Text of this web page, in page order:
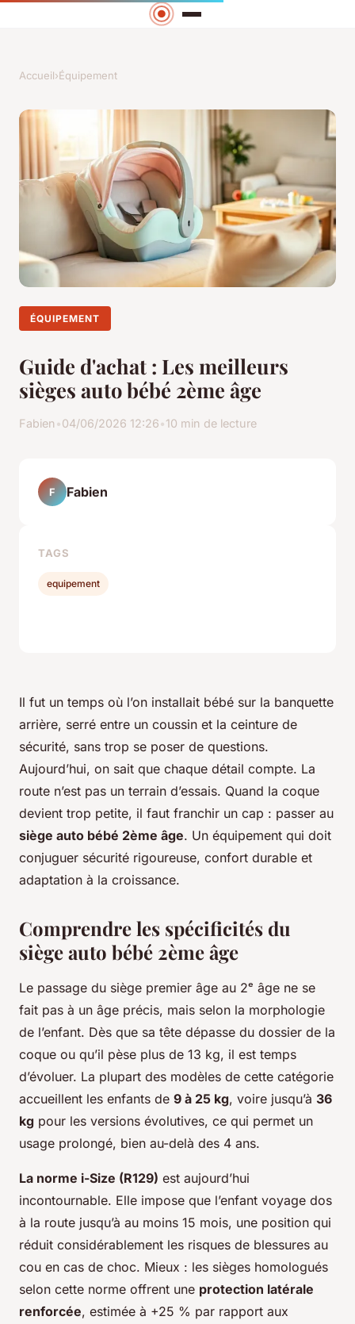
Accueil›Équipement
ÉQUIPEMENT
Guide d'achat : Les meilleurs
sièges auto bébé 2ème âge
Fabien•04/06/2026 12:26•10 min de lecture
Il fut un temps où l’on installait bébé sur la banquette
arrière, serré entre un coussin et la ceinture de
sécurité, sans trop se poser de questions.
Aujourd’hui, on sait que chaque détail compte. La
route n’est pas un terrain d’essais. Quand la coque
devient trop petite, il faut franchir un cap : passer au
siège auto bébé 2ème âge. Un équipement qui doit
conjuguer sécurité rigoureuse, confort durable et
adaptation à la croissance.
Comprendre les spécificités du
siège auto bébé 2ème âge
Le passage du siège premier âge au 2ᵉ âge ne se
fait pas à un âge précis, mais selon la morphologie
de l’enfant. Dès que sa tête dépasse du dossier de la
coque ou qu’il pèse plus de 13 kg, il est temps
d’évoluer. La plupart des modèles de cette catégorie
accueillent les enfants de 9 à 25 kg, voire jusqu’à 36
kg pour les versions évolutives, ce qui permet un
usage prolongé, bien au-delà des 4 ans.
La norme i-Size (R129) est aujourd’hui
incontournable. Elle impose que l’enfant voyage dos
à la route jusqu’à au moins 15 mois, une position qui
réduit considérablement les risques de blessures au
cou en cas de choc. Mieux : les sièges homologués
selon cette norme offrent une protection latérale
renforcée, estimée à +25 % par rapport aux
F Fabien
TAGS
equipement